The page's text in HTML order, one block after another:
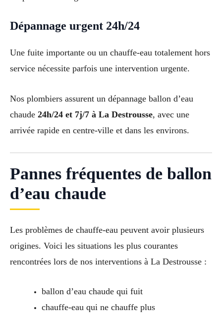
Dépannage urgent 24h/24
Une fuite importante ou un chauffe-eau totalement hors
service nécessite parfois une intervention urgente.
Nos plombiers assurent un dépannage ballon d’eau
chaude 24h/24 et 7j/7 à La Destrousse, avec une
arrivée rapide en centre-ville et dans les environs.
Pannes fréquentes de ballon
d’eau chaude
Les problèmes de chauffe-eau peuvent avoir plusieurs
origines. Voici les situations les plus courantes
rencontrées lors de nos interventions à La Destrousse :
ballon d’eau chaude qui fuit
chauffe-eau qui ne chauffe plus